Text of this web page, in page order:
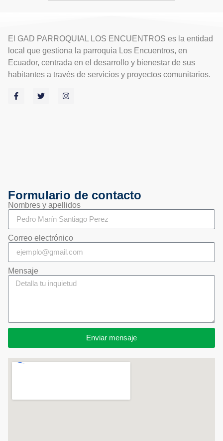
El GAD PARROQUIAL LOS ENCUENTROS es la entidad
local que gestiona la parroquia Los Encuentros, en
Ecuador, centrada en el desarrollo y bienestar de sus
habitantes a través de servicios y proyectos comunitarios.
Formulario de contacto
Nombres y apellidos
Correo electrónico
Mensaje
Enviar mensaje